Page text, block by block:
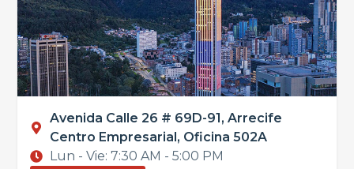
Avenida Calle 26 # 69D-91, Arrecife
Centro Empresarial, Oficina 502A
Lun - Vie: 7:30 AM - 5:00 PM